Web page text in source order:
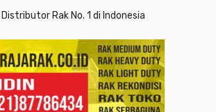
Rak No. 1 di Indonesia